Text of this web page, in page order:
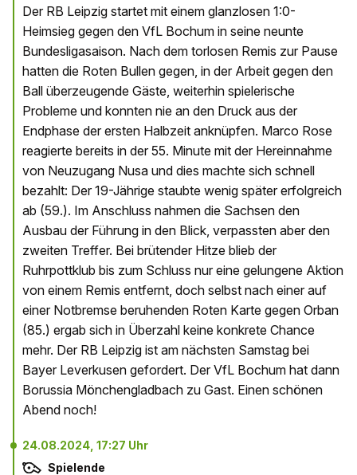
Der RB Leipzig startet mit einem glanzlosen 1:0-
Heimsieg gegen den VfL Bochum in seine neunte
Bundesligasaison. Nach dem torlosen Remis zur Pause
hatten die Roten Bullen gegen, in der Arbeit gegen den
Ball überzeugende Gäste, weiterhin spielerische
Probleme und konnten nie an den Druck aus der
Endphase der ersten Halbzeit anknüpfen. Marco Rose
reagierte bereits in der 55. Minute mit der Hereinnahme
von Neuzugang Nusa und dies machte sich schnell
bezahlt: Der 19-Jährige staubte wenig später erfolgreich
ab (59.). Im Anschluss nahmen die Sachsen den
Ausbau der Führung in den Blick, verpassten aber den
zweiten Treffer. Bei brütender Hitze blieb der
Ruhrpottklub bis zum Schluss nur eine gelungene Aktion
von einem Remis entfernt, doch selbst nach einer auf
einer Notbremse beruhenden Roten Karte gegen Orban
(85.) ergab sich in Überzahl keine konkrete Chance
mehr. Der RB Leipzig ist am nächsten Samstag bei
Bayer Leverkusen gefordert. Der VfL Bochum hat dann
Borussia Mönchengladbach zu Gast. Einen schönen
Abend noch!
24.08.2024, 17:27 Uhr
Spielende